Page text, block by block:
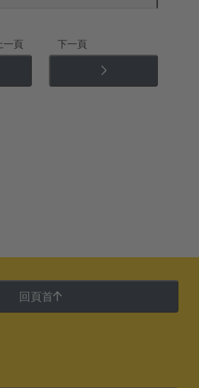
一頁 下一頁
回頁首